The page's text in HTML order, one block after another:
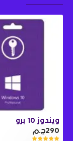
ويندوز 10 برو
290ج.م